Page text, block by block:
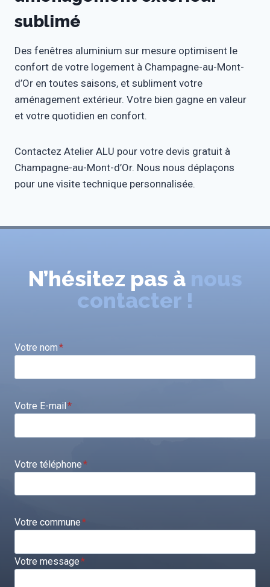
sublimé
Des fenêtres aluminium sur mesure optimisent le
confort de votre logement à Champagne-au-Mont-
d’Or en toutes saisons, et subliment votre
aménagement extérieur. Votre bien gagne en valeur
et votre quotidien en confort.
Contactez Atelier ALU pour votre devis gratuit à
Champagne-au-Mont-d’Or. Nous nous déplaçons
pour une visite technique personnalisée.
N’hésitez pas à nous
contacter !
Votre nom*
Votre E-mail*
Votre téléphone*
Votre commune*
Votre message*